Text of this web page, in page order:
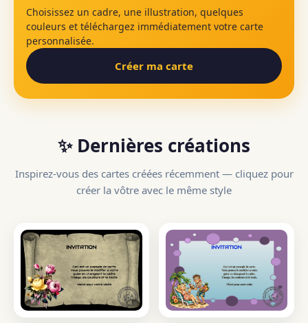
Choisissez un cadre, une illustration, quelques
couleurs et téléchargez immédiatement votre carte
personnalisée.
Créer ma carte
✨ Dernières créations
Inspirez-vous des cartes créées récemment — cliquez pour
créer la vôtre avec le même style